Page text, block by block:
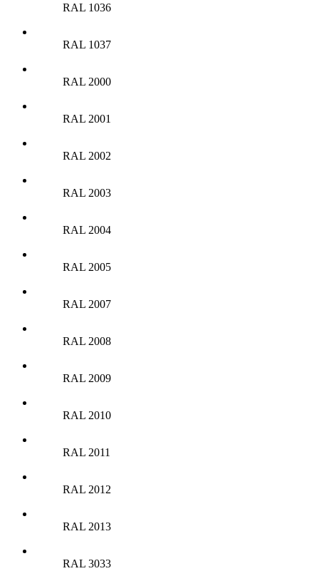
RAL 1036
RAL 1037
RAL 2000
RAL 2001
RAL 2002
RAL 2003
RAL 2004
RAL 2005
RAL 2007
RAL 2008
RAL 2009
RAL 2010
RAL 2011
RAL 2012
RAL 2013
RAL 3033